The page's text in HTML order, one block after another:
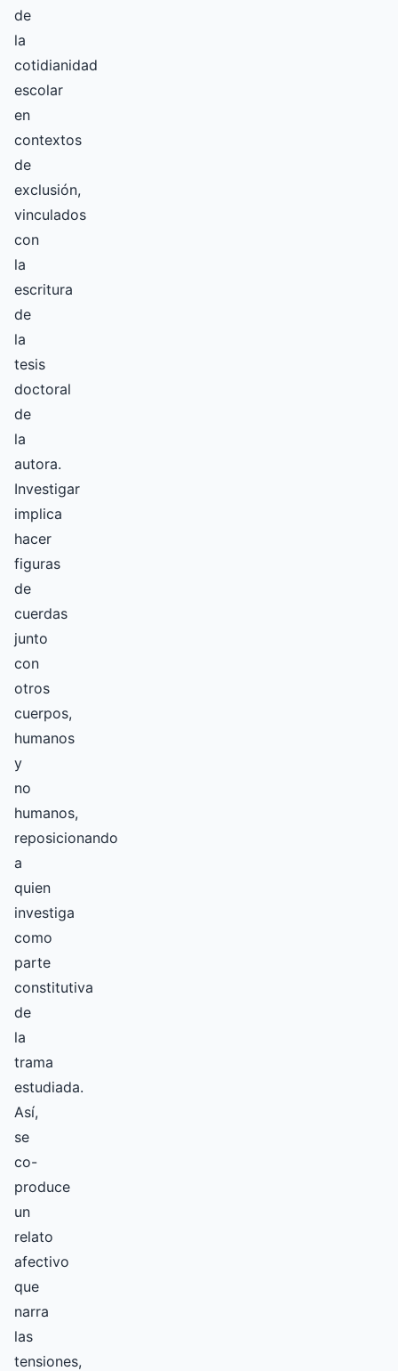
de
la
cotidianidad
escolar
en
contextos
de
exclusión,
vinculados
con
la
escritura
de
la
tesis
doctoral
de
la
autora.
Investigar
implica
hacer
figuras
de
cuerdas
junto
con
otros
cuerpos,
humanos
y
no
humanos,
reposicionando
a
quien
investiga
como
parte
constitutiva
de
la
trama
estudiada.
Así,
se
co-
produce
un
relato
afectivo
que
narra
las
tensiones,